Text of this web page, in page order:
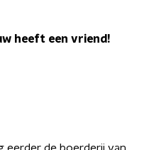
heeft een vriend!